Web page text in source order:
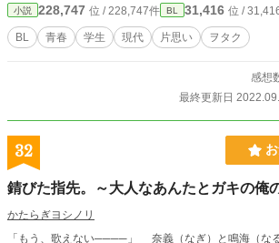
小説 228,747 位 / 228,747件 BL 31,416 位 /
BL 青春 学生 現代 片思い ヲタク
感想
最終更新日
32
錆びた指先。～大人なあんたとガキの俺
かたらぎヨシノリ
「もう、歌えない────」 奈義（なぎ）と鳴海（なるみ）はジゼルというバ